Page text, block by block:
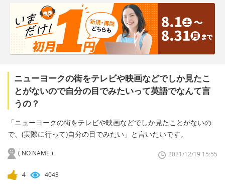
ニューヨークの街をテレビや映画などでしか見たこ
とがないので自分の目でみたいって英語でなんて言
うの？
「ニューヨークの街をテレビや映画などでしか見たことがないの
で、(実際に行って)自分の目でみたい」と言いたいです。
( NO NAME ) 2021/12/19 15:55
4 4043